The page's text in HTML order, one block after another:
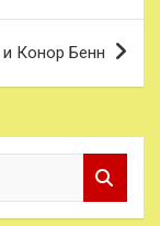
Конор Бенн